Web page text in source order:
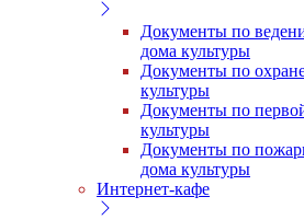
Документы по
дома культуры
Документы по
культуры
Документы по
культуры
Документы по
дома культуры
Интернет-кафе